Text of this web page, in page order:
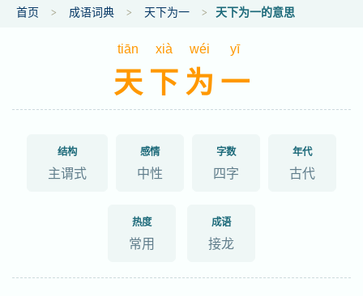
首页 成语词典 天下为一 天下为一的意思
tiān xià wéi yī
天下为一
结构
主谓式
感情
中性
字数
四字
年代
古代
热度
常用
成语
接龙